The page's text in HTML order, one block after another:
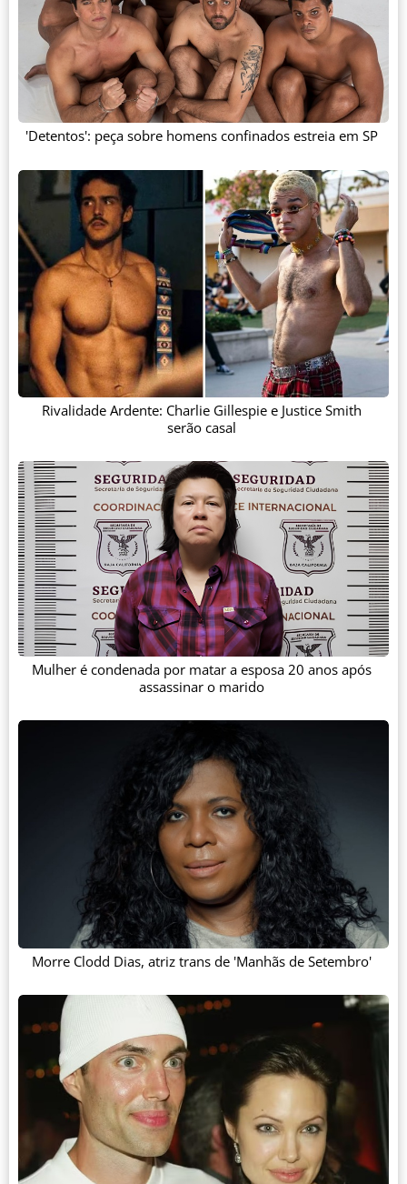
'Detentos': peça sobre homens confinados estreia em SP
Rivalidade Ardente: Charlie Gillespie e Justice Smith
serão casal
Mulher é condenada por matar a esposa 20 anos após
assassinar o marido
Morre Clodd Dias, atriz trans de 'Manhãs de Setembro'